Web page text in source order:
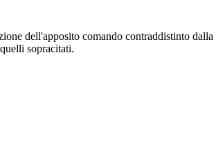
dell'apposito comando contraddistinto
sopracitati.